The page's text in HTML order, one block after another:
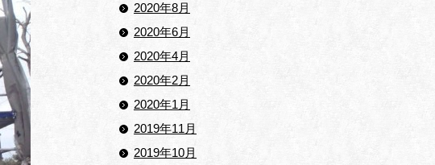
2020年8月
2020年6月
2020年4月
2020年2月
2020年1月
2019年11月
2019年10月